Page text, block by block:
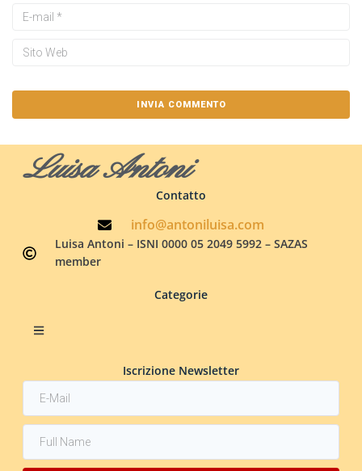
Luisa Antoni
Contatto
info@antoniluisa.com
Luisa Antoni – ISNI 0000 05 2049 5992 – SAZAS
member
Categorie
Iscrizione Newsletter